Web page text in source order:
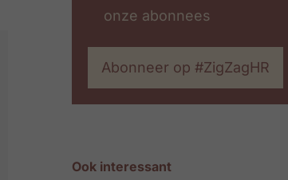
onze abonnees
Abonneer op #ZigZagHR
Ook interessant